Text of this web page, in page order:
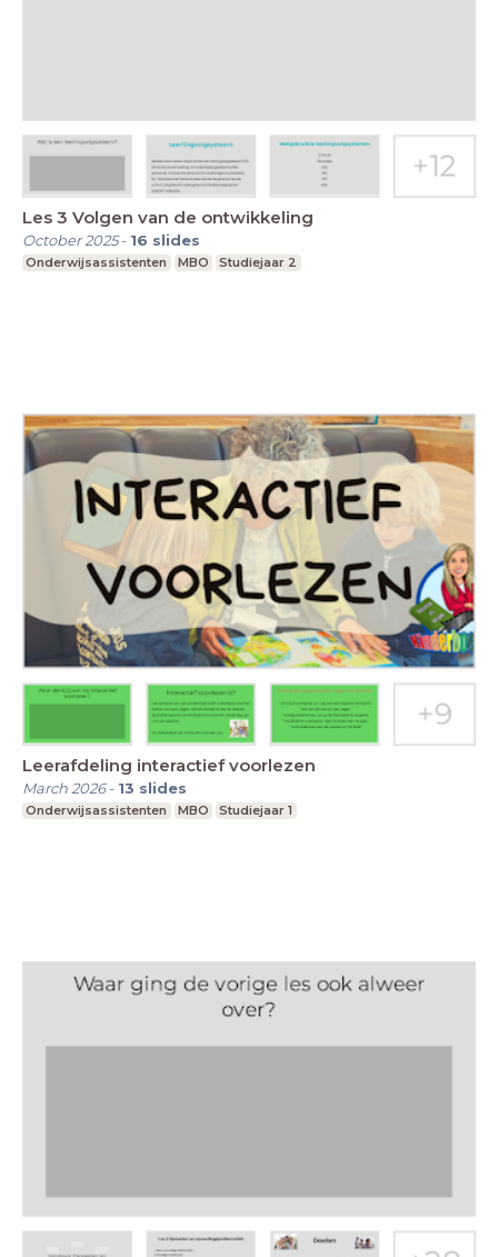
Les 3 Volgen van de ontwikkeling
October 2025- 16 slides
Onderwijsassistenten MBO Studiejaar 2
Leerafdeling interactief voorlezen
March 2026- 13 slides
Onderwijsassistenten MBO Studiejaar 1